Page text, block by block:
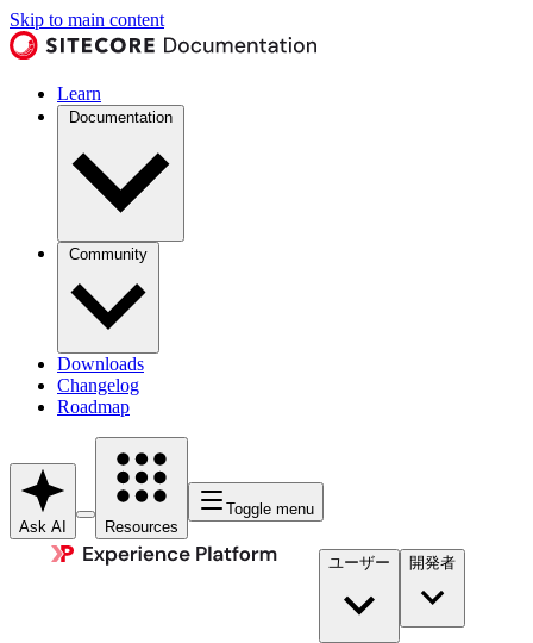
Skip to main content
Learn
Documentation
Community
Downloads
Changelog
Roadmap
Ask AI Resources
Toggle menu
ユーザー 開発者​